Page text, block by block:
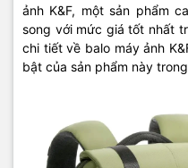
ảnh K&F, một sản phẩm
song với mức giá tốt nhất
chi tiết về balo máy ảnh
bật của sản phẩm này